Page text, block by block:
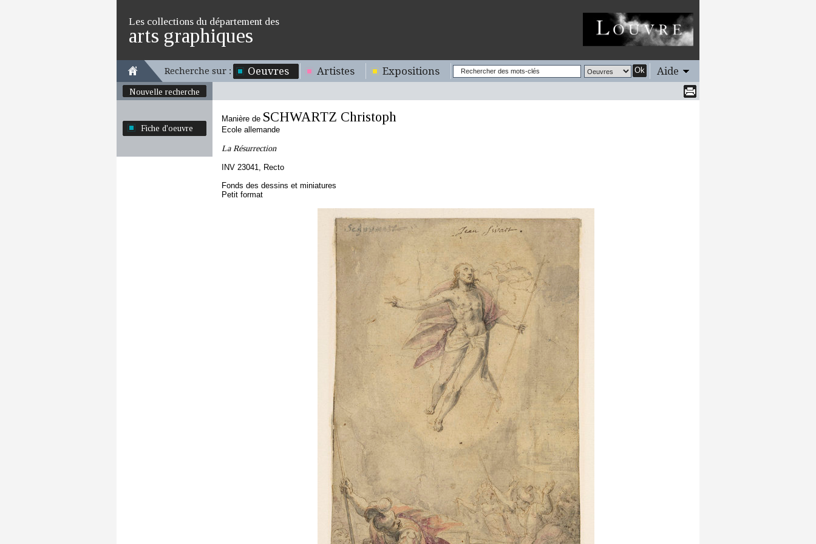
Les collections du département des
arts graphiques
Recherche sur : Oeuvres Artistes Expositions Ok Aide
Nouvelle recherche
Fiche d'oeuvre
Manière de SCHWARTZ Christoph
Ecole allemande
La Résurrection
INV 23041, Recto
Fonds des dessins et miniatures
Petit format